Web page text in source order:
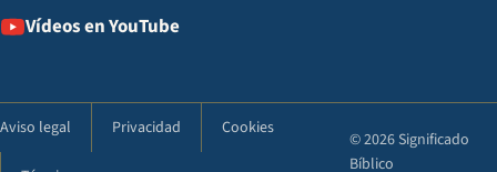
Vídeos en YouTube
Aviso legal Privacidad Cookies
© 2026 Significado
Bíblico